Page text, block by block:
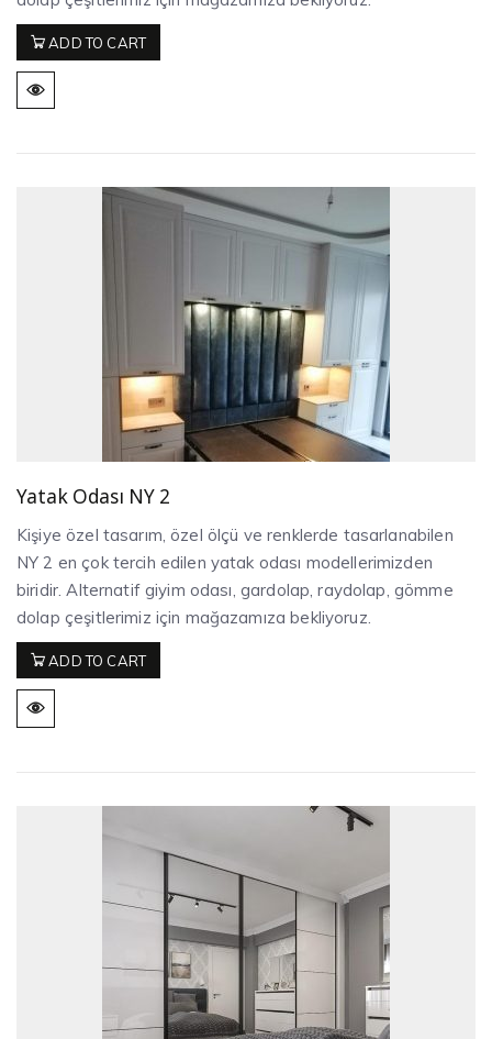
ADD TO CART
Yatak Odası NY 2
Kişiye özel tasarım, özel ölçü ve renklerde tasarlanabilen
NY 2 en çok tercih edilen yatak odası modellerimizden
biridir. Alternatif giyim odası, gardolap, raydolap, gömme
dolap çeşitlerimiz için mağazamıza bekliyoruz.
ADD TO CART